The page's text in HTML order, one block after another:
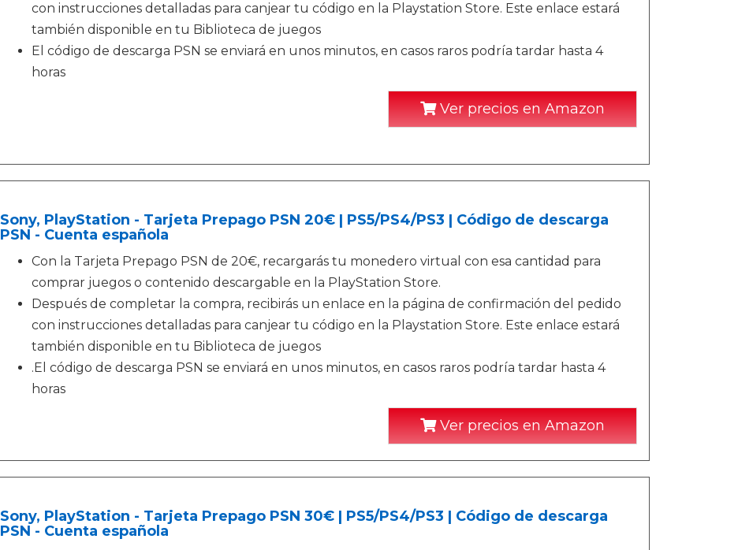
con instrucciones detalladas para canjear tu código en la Playstation Store. Este enlace estará
también disponible en tu Biblioteca de juegos
El código de descarga PSN se enviará en unos minutos, en casos raros podría tardar hasta 4
horas
Ver precios en Amazon
Sony, PlayStation - Tarjeta Prepago PSN 20€ | PS5/PS4/PS3 | Código de descarga
PSN - Cuenta española
Con la Tarjeta Prepago PSN de 20€, recargarás tu monedero virtual con esa cantidad para
comprar juegos o contenido descargable en la PlayStation Store.
Después de completar la compra, recibirás un enlace en la página de confirmación del pedido
con instrucciones detalladas para canjear tu código en la Playstation Store. Este enlace estará
también disponible en tu Biblioteca de juegos
.El código de descarga PSN se enviará en unos minutos, en casos raros podría tardar hasta 4
horas
Ver precios en Amazon
Sony, PlayStation - Tarjeta Prepago PSN 30€ | PS5/PS4/PS3 | Código de descarga
PSN - Cuenta española